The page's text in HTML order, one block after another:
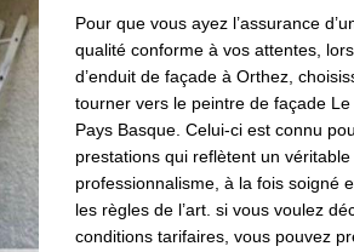
Pour que vous ayez l’assurance
qualité conforme à vos attentes,
d’enduit de façade à Orthez,
tourner vers le peintre de façade
Pays Basque. Celui-ci est connu
prestations qui reflètent un véritable
professionnalisme, à la fois soigné
les règles de l’art. si vous voulez
conditions tarifaires, vous pouvez